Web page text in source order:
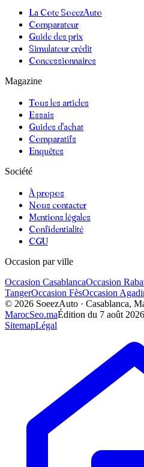
La Cote SoeezAuto
Comparateur
Guide des prix
Simulateur crédit
Concessionnaires
Magazine
Tous les articles
Essais
Guides d'achat
Comparatifs
Enquêtes
Société
À propos
Nous contacter
Mentions légales
Confidentialité
CGU
Occasion par ville
Occasion CasablancaOccasion
TangerOccasion FèsOccasion
© 2026 SoeezAuto · Casablanca,
MarocSeo.maÉdition du 7 août 2026
SitemapLégal